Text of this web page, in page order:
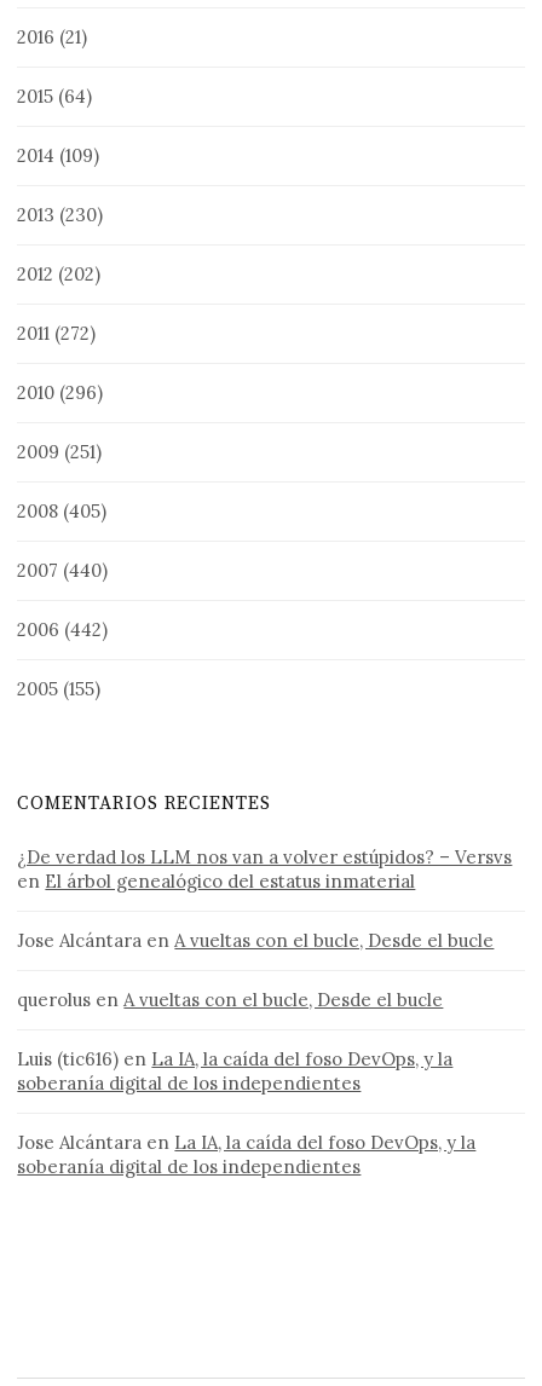
2016 (21)
2015 (64)
2014 (109)
2013 (230)
2012 (202)
2011 (272)
2010 (296)
2009 (251)
2008 (405)
2007 (440)
2006 (442)
2005 (155)
COMENTARIOS RECIENTES
¿De verdad los LLM nos van a volver estúpidos? – Versvs
en El árbol genealógico del estatus inmaterial
Jose Alcántara en A vueltas con el bucle, Desde el bucle
querolus en A vueltas con el bucle, Desde el bucle
Luis (tic616) en La IA, la caída del foso DevOps, y la
soberanía digital de los independientes
Jose Alcántara en La IA, la caída del foso DevOps, y la
soberanía digital de los independientes